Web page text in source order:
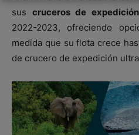
sus cruceros de expedición
2022-2023, ofreciendo
medida que su flota crece
de crucero de expedición